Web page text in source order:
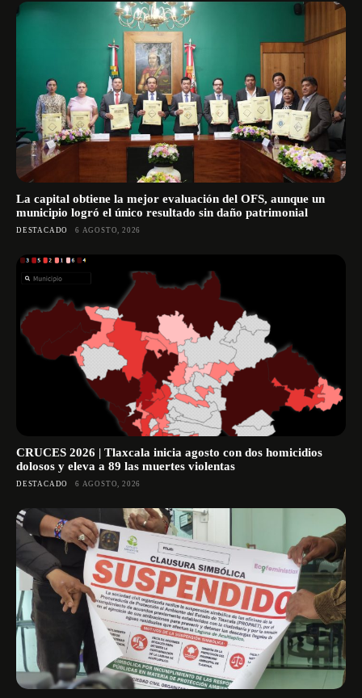
La capital obtiene la mejor evaluación del OFS, aunque un
municipio logró el único resultado sin daño patrimonial
DESTACADO 6 AGOSTO, 2026
CRUCES 2026 | Tlaxcala inicia agosto con dos homicidios
dolosos y eleva a 89 las muertes violentas
DESTACADO 6 AGOSTO, 2026